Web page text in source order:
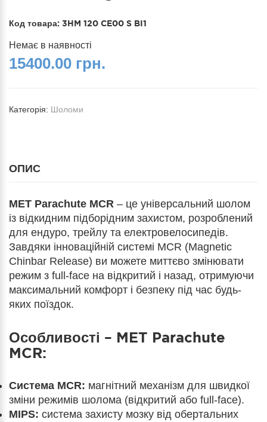
Код товара: 3HM 120 CE00 S BI1
Немає в наявності
15400.00 грн.
Категорія: Шоломи
ОПИС
MET Parachute MCR – це універсальний шолом
із відкидним підборідним захистом, розроблений
для ендуро, трейлу та електровелосипедів.
Завдяки інноваційній системі MCR (Magnetic
Chinbar Release) ви можете миттєво змінювати
режим з full-face на відкритий і назад, отримуючи
максимальний комфорт і безпеку під час будь-
яких поїздок.
Особливості – MET Parachute
MCR:
Система MCR: магнітний механізм для швидкої
зміни режимів шолома (відкритий або full-face).
MIPS: система захисту мозку від обертальних